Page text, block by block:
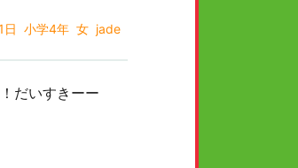
日 小学4年 女 jade
だいすきーー